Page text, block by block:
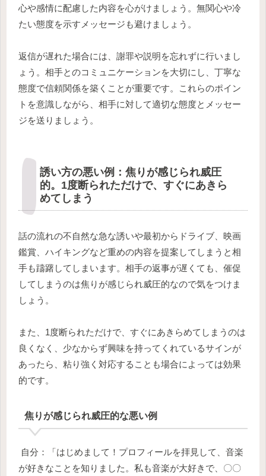
心や感情に配慮した内容を心がけましょう。無関心や冷
たい態度を示すメッセージも避けましょう。
返信が遅れた場合には、謝罪や説明を忘れずに行いまし
ょう。相手とのコミュニケーションを大切にし、丁寧な
態度で信頼関係を築くことが重要です。これらのポイン
トを意識しながら、相手に対して適切な態度とメッセー
ジを送りましょう。
誘い方の悪い例：焦りが感じられ威圧
的。1度断られただけで、すぐにあきら
めてしまう
話の流れの不自然な急な誘いや最初からドライブ、映画
鑑賞、ハイキングなど重めの内容を提案してしまうと相
手も躊躇してしまいます。相手の返事が遅くても、催促
してしまうのは焦りが感じられ威圧的なので気をつけま
しょう。
また、1度断られただけで、すぐにあきらめてしまうのは
良くなく、少なからず興味を持ってくれているサインが
あったら、粘り強く対応することも場合によっては効果
的です。
焦りが感じられ威圧的な悪い例
自分：「はじめまして！プロフィールを拝見して、音楽
が好きなことを知りました。私も音楽が大好きで、〇〇